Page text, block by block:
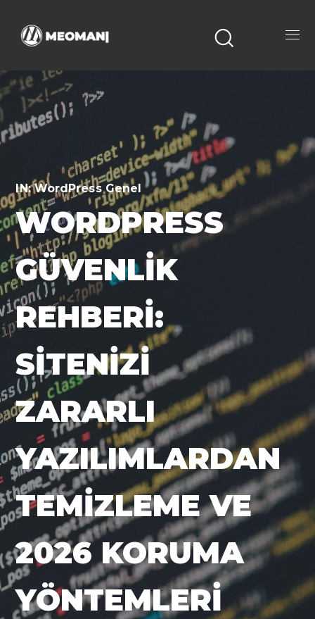
IN: WordPress Genel
WORDPRESS
GÜVENLIK
REHBERI:
SITENIZI
ZARARLI
YAZILIMLARDAN
TEMIZLEME VE
2026 KORUMA
YÖNTEMLERI